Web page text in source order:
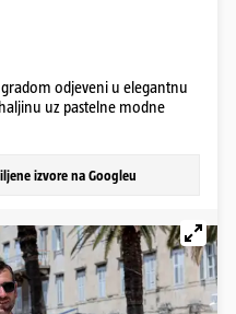
odjeveni u elegantnu
uz pastelne modne
izvore na Googleu